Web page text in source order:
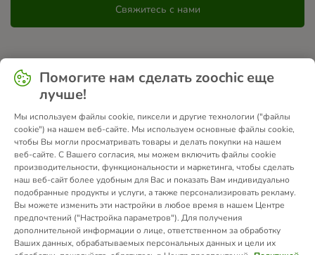
Свяжитесь с нами
Помогите нам сделать zoochic еще
лучше!
Мы используем файлы cookie, пиксели и другие технологии ("файлы
cookie") на нашем веб-сайте. Мы используем основные файлы cookie,
чтобы Вы могли просматривать товары и делать покупки на нашем
веб-сайте. С Вашего согласия, мы можем включить файлы cookie
производительности, функциональности и маркетинга, чтобы сделать
наш веб-сайт более удобным для Вас и показать Вам индивидуально
подобранные продукты и услуги, а также персонализировать рекламу.
Вы можете изменить эти настройки в любое время в нашем Центре
предпочтений ("Настройка параметров"). Для получения
дополнительной информации о лице, ответственном за обработку
Ваших данных, обрабатываемых персональных данных и цели их